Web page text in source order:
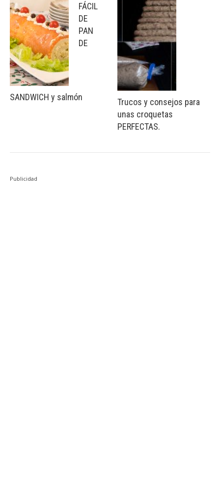
FÁCIL
DE
PAN
DE
SANDWICH y salmón
Trucos y consejos para
unas croquetas
PERFECTAS.
Publicidad